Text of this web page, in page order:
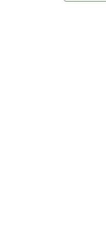
速通過了
烈的批評